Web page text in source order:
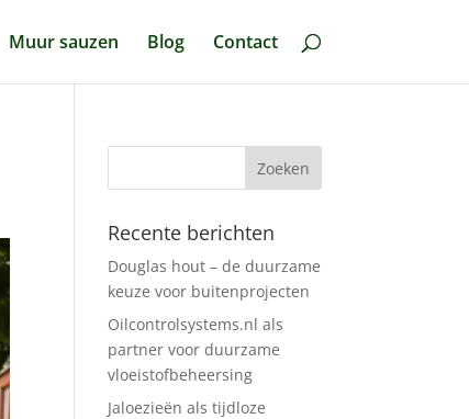
Muur sauzen Blog Contact
Recente berichten
Douglas hout – de duurzame
keuze voor buitenprojecten
Oilcontrolsystems.nl als
partner voor duurzame
vloeistofbeheersing
Jaloezieën als tijdloze